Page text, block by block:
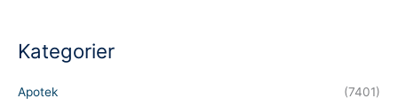
Kategorier
Apotek (7401)